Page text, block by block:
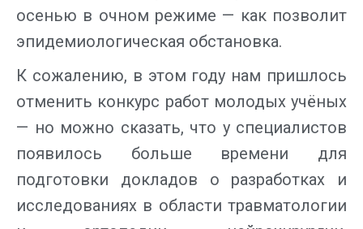
осенью в очном режиме — как позволит
эпидемиологическая обстановка.
К сожалению, в этом году нам пришлось
отменить конкурс работ молодых учёных
— но можно сказать, что у специалистов
появилось больше времени для
подготовки докладов о разработках и
исследованиях в области травматологии